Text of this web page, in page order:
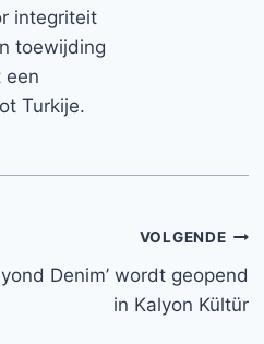
integriteit
toewijding
een
Turkije.
VOLGENDE
Denim’ wordt geopend
in Kalyon Kültür